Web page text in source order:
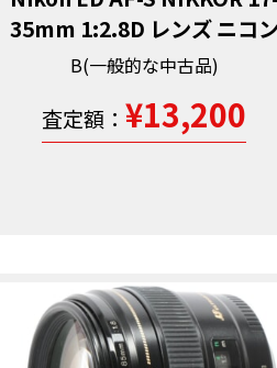
35mm 1:2.8D レンズ ニコ
B(一般的な中古品)
査定額： ¥13,200